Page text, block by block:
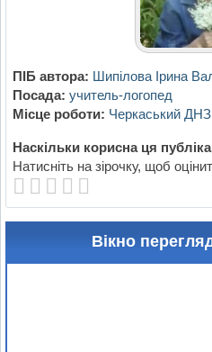
ПІБ автора: Шипілова Ірина
Посада: учитель-логопед
Місце роботи: Черкаський
Наскільки корисна ця
Натисніть на зірочку, щоб
Вікно